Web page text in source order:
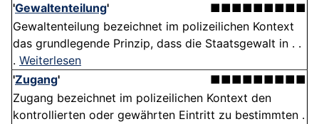
'Gewaltenteilung'
■■■■■■■■■
Gewaltenteilung bezeichnet im polizeilichen Kontext
das grundlegende Prinzip, dass die Staatsgewalt in . .
. Weiterlesen
'Zugang'
■■■■■■■■■
Zugang bezeichnet im polizeilichen Kontext den
kontrollierten oder gewährten Eintritt zu bestimmten .